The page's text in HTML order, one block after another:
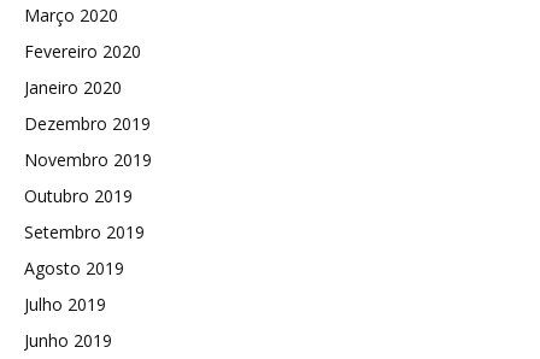
Março 2020
Fevereiro 2020
Janeiro 2020
Dezembro 2019
Novembro 2019
Outubro 2019
Setembro 2019
Agosto 2019
Julho 2019
Junho 2019